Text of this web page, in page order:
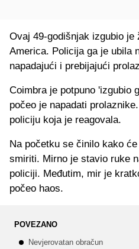
Ovaj 49-godišnjak izgubio je
America. Policija ga je ubila
napadajući i prebijajući
Coimbra je potpuno 'izgubio
počeo je napadati
policiju koja je reagovala.
Na početku se činilo kako
smiriti. Mirno je stavio ruke
policiji. Međutim, mir je
počeo haos.
POVEZANO
Nevjerovatan obračun